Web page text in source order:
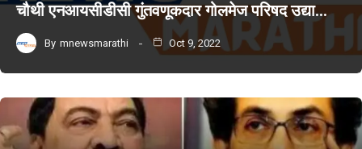
चौथी एनआयसीडीसी गुंतवणूकदार गोलमेज परिषद उद्या…
By mnewsmarathi Oct 9, 2022